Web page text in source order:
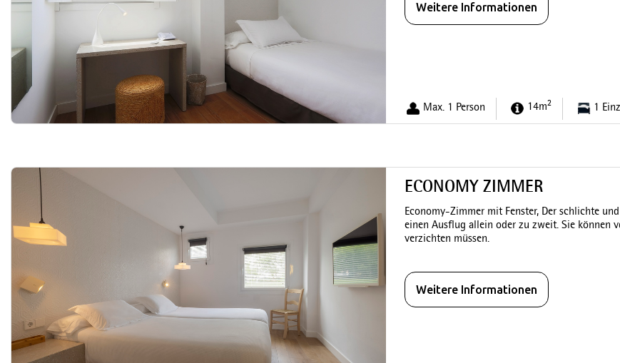
Weitere Informationen
Max. 1 Person 14m2 1
ECONOMY ZIMMER
Economy-Zimmer mit Fenster, Der schlichte
einen Ausflug allein oder zu zweit. Sie können
verzichten müssen.
Weitere Informationen